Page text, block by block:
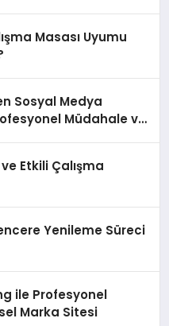
Masası Uyumu
Sosyal Medya
Müdahale ve
Etkili Çalışma
Yenileme Süreci
ile Profesyonel
Marka Sitesi